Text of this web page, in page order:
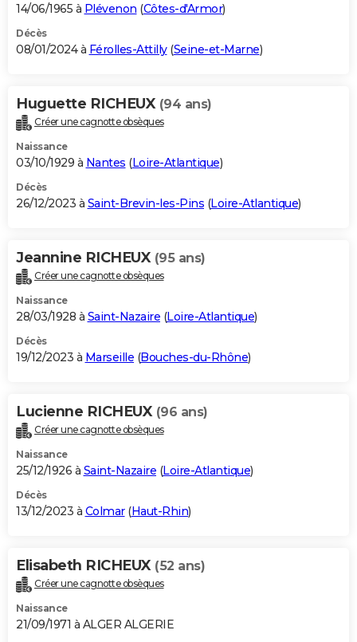
14/06/1965 à Plévenon (Côtes-d'Armor)
Décès
08/01/2024 à Férolles-Attilly(Seine-et-Marne)
Huguette RICHEUX (94 ans)
Créer une cagnotte obsèques
Naissance
03/10/1929 à Nantes (Loire-Atlantique)
Décès
26/12/2023 à Saint-Brevin-les-Pins (Loire-Atlantique)
Jeannine RICHEUX (95 ans)
Créer une cagnotte obsèques
Naissance
28/03/1928 à Saint-Nazaire (Loire-Atlantique)
Décès
19/12/2023 à Marseille (Bouches-du-Rhône)
Lucienne RICHEUX (96 ans)
Créer une cagnotte obsèques
Naissance
25/12/1926 à Saint-Nazaire (Loire-Atlantique)
Décès
13/12/2023 à Colmar(Haut-Rhin)
Elisabeth RICHEUX (52 ans)
Créer une cagnotte obsèques
Naissance
21/09/1971 à ALGER ALGERIE